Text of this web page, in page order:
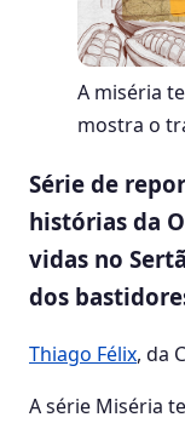
A miséria
mostra o
Série de
histórias da
vidas no
dos
Thiago Félix, da
A série Miséria